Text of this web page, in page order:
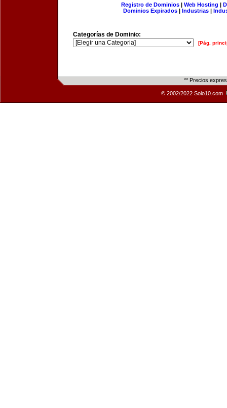
Registro de Dominios| Web Hosting |
Dominios Expirados | Industrias |
Categorías de Dominio:
[Pág.
** Precios
© 2002/2022 Solo10.com